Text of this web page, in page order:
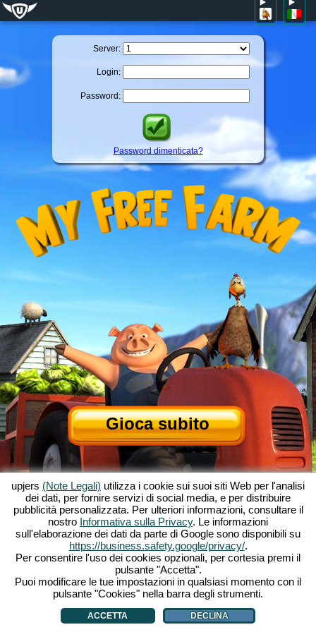
Server:
Login:
Password:
Password dimenticata?
Gioca subito
Informazioni su My Free Farm |La storia dietro al gioco per browser |
Le caratteristiche |CGU Contatti/Crediti|Privacy| Regole|Forum|Supporto|
My Free Farm 2 App|Google Play
Giochi browser - Upjers.com|Gestione Cookies
upjers (Note Legali) utilizza i cookie sui suoi siti Web per l'analisi
dei dati, per fornire servizi di social media, e per distribuire
pubblicità personalizzata. Per ulteriori informazioni, consultare il
nostro Informativa sulla Privacy. Le informazioni
sull'elaborazione dei dati da parte di Google sono disponibili su
https://business.safety.google/privacy/.
Per consentire l'uso dei cookies opzionali, per cortesia premi il
pulsante "Accetta".
Puoi modificare le tue impostazioni in qualsiasi momento con il
pulsante "Cookies" nella barra degli strumenti.
ACCETTA DECLINA